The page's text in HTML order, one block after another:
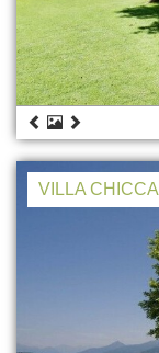
VILLA CHICCA